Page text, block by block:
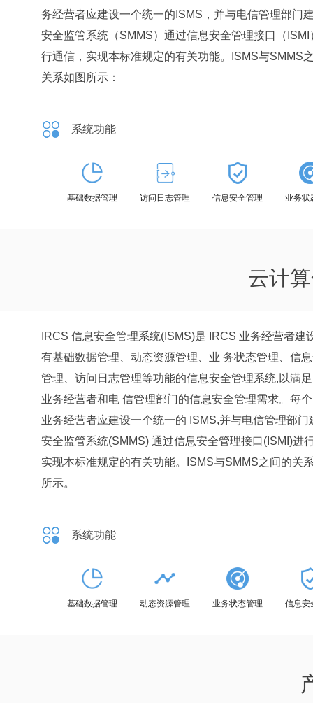
务经营者应建设一个统一的ISMS，并与电信管理部门
安全监管系统（SMMS）通过信息安全管理接口（ISMI
行通信，实现本标准规定的有关功能。ISMS与SMMS
关系如图所示：
系统功能
基础数据管理 访问日志管理 信息安全管理 业务状
云计
IRCS 信息安全管理系统(ISMS)是 IRCS 业务经营者建
有基础数据管理、动态资源管理、业 务状态管理、信
管理、访问日志管理等功能的信息安全管理系统,以满
业务经营者和电 信管理部门的信息安全管理需求。每
业务经营者应建设一个统一的 ISMS,并与电信管理部门
安全监管系统(SMMS) 通过信息安全管理接口(ISMI)进
实现本标准规定的有关功能。ISMS与SMMS之间的关
所示。
系统功能
基础数据管理 动态资源管理 业务状态管理 信息安